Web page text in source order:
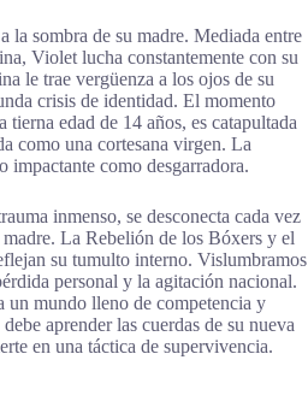
la sombra de su madre. Mediada entre
Violet lucha constantemente con su
le trae vergüenza a los ojos de su
crisis de identidad. El momento
edad de 14 años, es catapultada
como una cortesana virgen. La
impactante como desgarradora.
inmenso, se desconecta cada vez
La Rebelión de los Bóxers y el
su tumulto interno. Vislumbramos
personal y la agitación nacional.
un mundo lleno de competencia y
aprender las cuerdas de su nueva
en una táctica de supervivencia.